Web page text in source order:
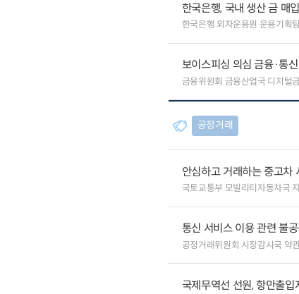
한국은행, 국내 생산 금 매
한국은행 외자운용원 운용기획팀
보이스피싱 의심 금융·통
금융위원회 금융산업국 디지털
공정거래
안심하고 거래하는 중고차
국토교통부 모빌리티자동차국
통신 서비스 이용 관련 불
공정거래위원회 시장감시국 약
국제무역선 선원, 항만출